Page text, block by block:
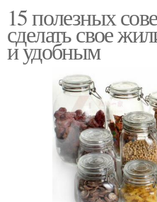
15 полезных
сделать свое
и удобным